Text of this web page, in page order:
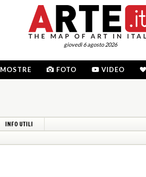
giovedì 6 agosto 2026
MOSTRE FOTO VIDEO
INFO UTILI